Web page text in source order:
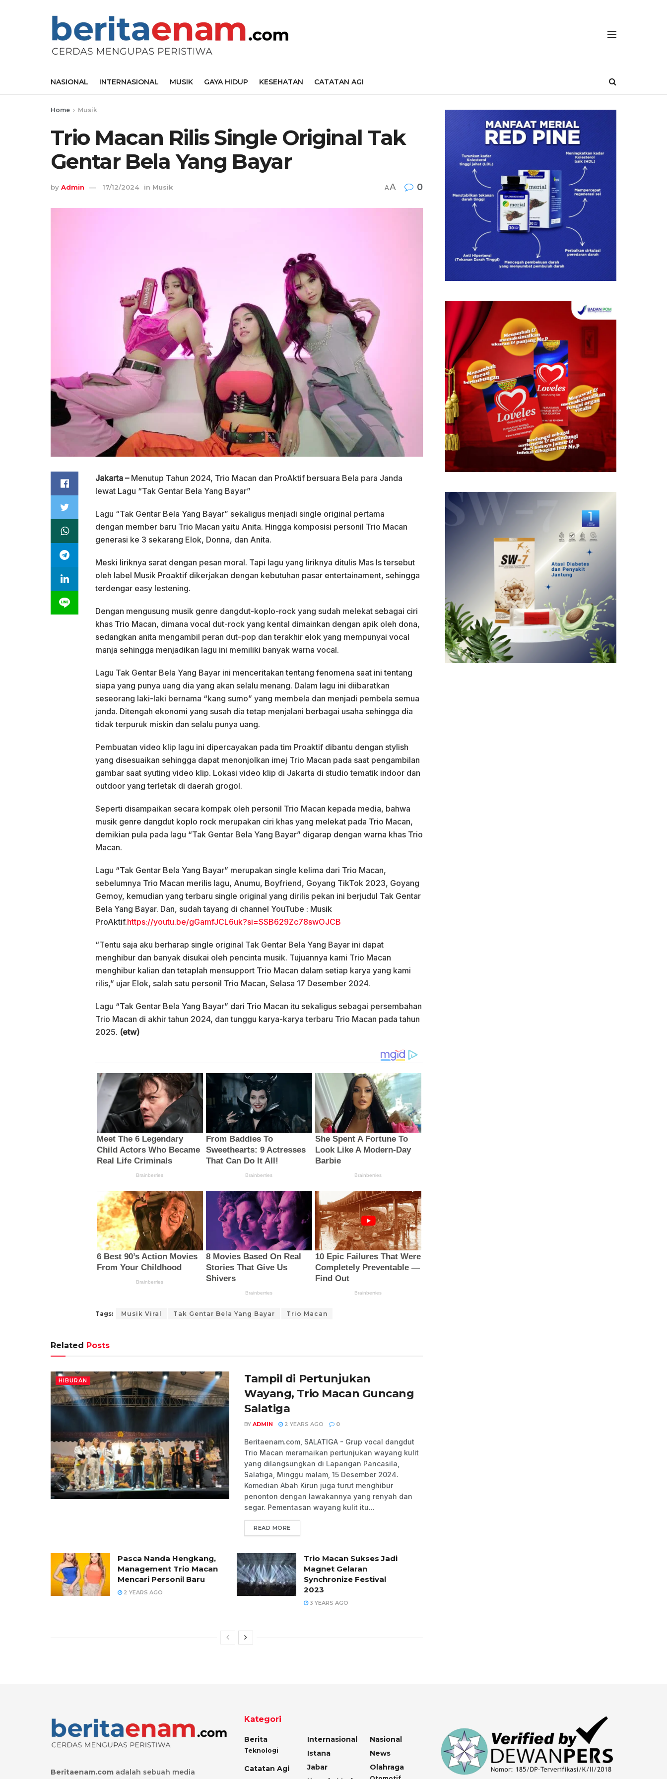
NASIONAL INTERNASIONAL MUSIK GAYA HIDUP KESEHATAN CATATAN AGI
Home Musik
Trio Macan Rilis Single Original Tak
Gentar Bela Yang Bayar
by Admin 17/12/2024 in Musik AA 0
Jakarta –Menutup Tahun 2024, Trio Macan dan ProAktif bersuara Bela para Janda
lewat Lagu “Tak Gentar Bela Yang Bayar”
Lagu “Tak Gentar Bela Yang Bayar” sekaligus menjadi single original pertama
dengan member baru Trio Macan yaitu Anita. Hingga komposisi personil Trio Macan
generasi ke 3 sekarang Elok, Donna, dan Anita.
Meski liriknya sarat dengan pesan moral. Tapi lagu yang liriknya ditulis Mas Is tersebut
oleh label Musik Proaktif dikerjakan dengan kebutuhan pasar entertainament, sehingga
terdengar easy lestening.
Dengan mengusung musik genre dangdut-koplo-rock yang sudah melekat sebagai ciri
khas Trio Macan, dimana vocal dut-rock yang kental dimainkan dengan apik oleh dona,
sedangkan anita mengambil peran dut-pop dan terakhir elok yang mempunyai vocal
manja sehingga menjadikan lagu ini memiliki banyak warna vocal.
Lagu Tak Gentar Bela Yang Bayar ini menceritakan tentang fenomena saat ini tentang
siapa yang punya uang dia yang akan selalu menang. Dalam lagu ini diibaratkan
seseorang laki-laki bernama “kang sumo” yang membela dan menjadi pembela semua
janda. Ditengah ekonomi yang susah dia tetap menjalani berbagai usaha sehingga dia
tidak terpuruk miskin dan selalu punya uang.
Pembuatan video klip lagu ini dipercayakan pada tim Proaktif dibantu dengan stylish
yang disesuaikan sehingga dapat menonjolkan imej Trio Macan pada saat pengambilan
gambar saat syuting video klip. Lokasi video klip di Jakarta di studio tematik indoor dan
outdoor yang terletak di daerah grogol.
Seperti disampaikan secara kompak oleh personil Trio Macan kepada media, bahwa
musik genre dangdut koplo rock merupakan ciri khas yang melekat pada Trio Macan,
demikian pula pada lagu “Tak Gentar Bela Yang Bayar” digarap dengan warna khas Trio
Macan.
Lagu “Tak Gentar Bela Yang Bayar” merupakan single kelima dari Trio Macan,
sebelumnya Trio Macan merilis lagu, Anumu, Boyfriend, Goyang TikTok 2023, Goyang
Gemoy, kemudian yang terbaru single original yang dirilis pekan ini berjudul Tak Gentar
Bela Yang Bayar. Dan, sudah tayang di channel YouTube : Musik
ProAktif.https://youtu.be/gGamfJCL6uk?si=SSB629Zc78swOJCB
“Tentu saja aku berharap single original Tak Gentar Bela Yang Bayar ini dapat
menghibur dan banyak disukai oleh pencinta musik. Tujuannya kami Trio Macan
menghibur kalian dan tetaplah mensupport Trio Macan dalam setiap karya yang kami
rilis,” ujar Elok, salah satu personil Trio Macan, Selasa 17 Desember 2024.
Lagu “Tak Gentar Bela Yang Bayar” dari Trio Macan itu sekaligus sebagai persembahan
Trio Macan di akhir tahun 2024, dan tunggu karya-karya terbaru Trio Macan pada tahun
2025. (etw)
Tags: Musik Viral Tak Gentar Bela Yang Bayar Trio Macan
Related Posts
HIBURAN
Tampil di Pertunjukan
Wayang, Trio Macan Guncang
Salatiga
BY ADMIN 2 YEARS AGO 0
Beritaenam.com, SALATIGA - Grup vocal dangdut
Trio Macan meramaikan pertunjukan wayang kulit
yang dilangsungkan di Lapangan Pancasila,
Salatiga, Minggu malam, 15 Desember 2024.
Komedian Abah Kirun juga turut menghibur
penonton dengan lawakannya yang renyah dan
segar. Pementasan wayang kulit itu...
READ MORE
Pasca Nanda Hengkang,
Management Trio Macan
Mencari Personil Baru
2 YEARS AGO
Trio Macan Sukses Jadi
Magnet Gelaran
Synchronize Festival
2023
3 YEARS AGO
Beritaenam.com adalah sebuah media
Kategori
Berita
Teknologi
Catatan Agi
Internasional
Istana
Jabar
Nasional
News
Olahraga